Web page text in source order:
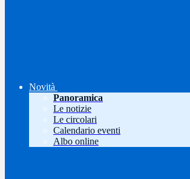
Novità
Panoramica
Le notizie
Le circolari
Calendario eventi
Albo online